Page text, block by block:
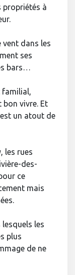
propriétés à
dans les
ses
bars…
familial,
vivre. Et
un atout de
les rues
des-
ce
mais
les
plus
de ne